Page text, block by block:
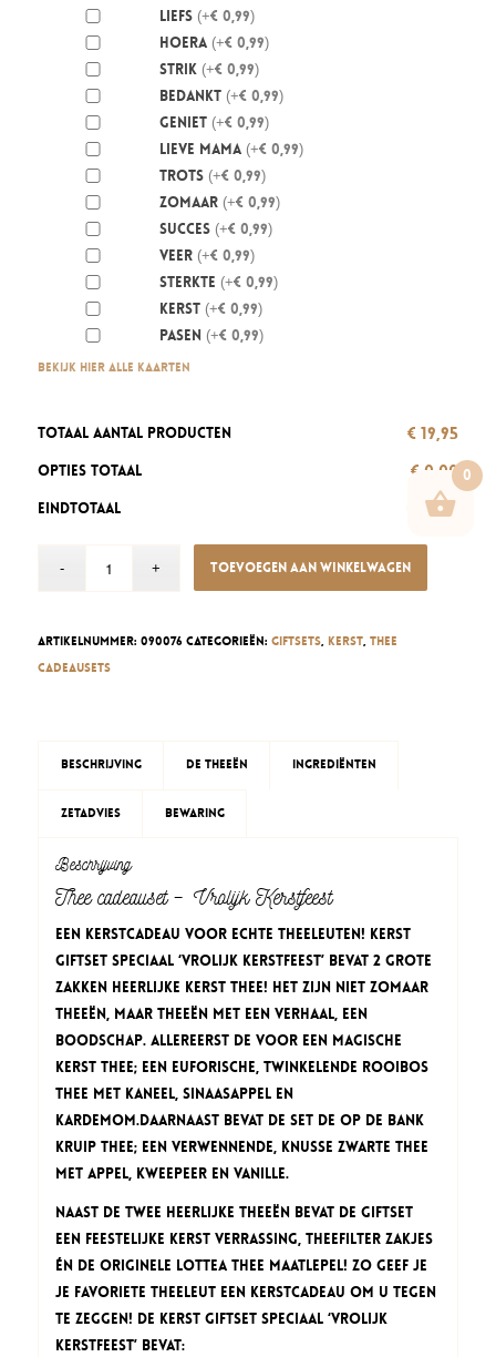
Liefs (+€ 0,99)
Hoera (+€ 0,99)
Strik (+€ 0,99)
Bedankt (+€ 0,99)
Geniet (+€ 0,99)
Lieve mama (+€ 0,99)
Trots (+€ 0,99)
Zomaar (+€ 0,99)
Succes (+€ 0,99)
Veer (+€ 0,99)
Sterkte (+€ 0,99)
Kerst (+€ 0,99)
Pasen (+€ 0,99)
Bekijk hier alle kaarten
Totaal aantal producten € 19,95
Opties totaal € 0,00
Eindtotaal € 19,95
Toevoegen aan winkelwagen
Artikelnummer: 090076 Categorieën: Giftsets, Kerst, Thee
cadeausets
Beschrijving De theeën Ingrediënten
Zetadvies Bewaring
Beschrijving
Thee cadeauset – Vrolijk Kerstfeest
Een Kerstcadeau voor echte theeleuten! Kerst
Giftset Speciaal ‘Vrolijk Kerstfeest’ bevat 2 grote
zakken heerlijke kerst thee! Het zijn niet zomaar
theeën, maar theeën met een verhaal, een
boodschap. Allereerst de Voor een Magische
Kerst thee; een euforische, twinkelende Rooibos
thee met kaneel, sinaasappel en
kardemom.Daarnaast bevat de set de Op de Bank
Kruip thee; een verwennende, knusse Zwarte thee
met appel, kweepeer en vanille.
Naast de twee heerlijke theeën bevat de Giftset
een feestelijke Kerst verrassing, theefilter zakjes
én de originele Lottea thee maatlepel! Zo geef je
je favoriete theeleut een kerstcadeau om U tegen
te zeggen! De Kerst Giftset Speciaal ‘Vrolijk
Kerstfeest’ bevat:
0